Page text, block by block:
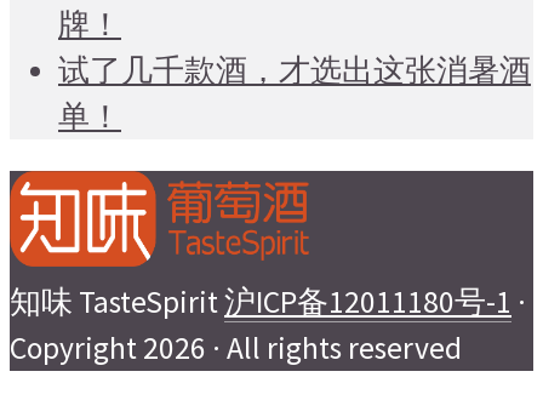
牌！
试了几千款酒，才选出这张消暑酒
单！
知味 TasteSpirit沪ICP备12011180号-1 ·
Copyright 2026 · All rights reserved